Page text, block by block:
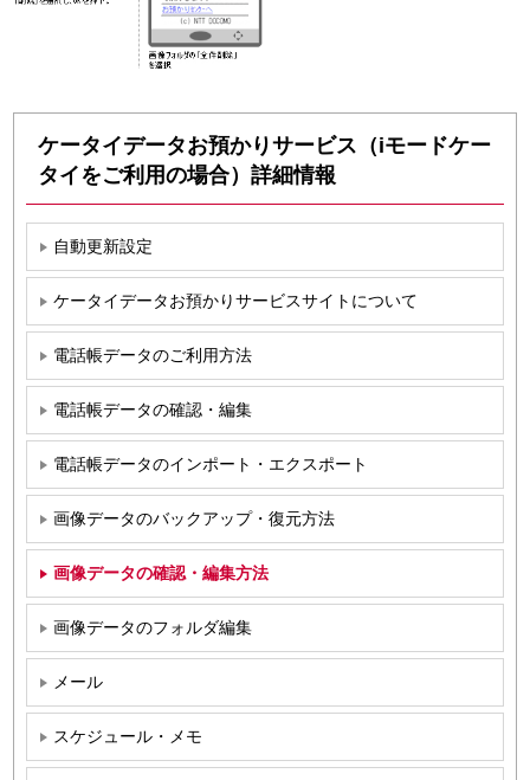
ケータイデータお預かりサービス（iモードケー
タイをご利用の場合）詳細情報
自動更新設定
ケータイデータお預かりサービスサイトについて
電話帳データのご利用方法
電話帳データの確認・編集
電話帳データのインポート・エクスポート
画像データのバックアップ・復元方法
画像データの確認・編集方法
画像データのフォルダ編集
メール
スケジュール・メモ